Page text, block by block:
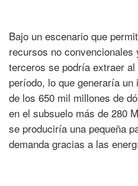
Bajo un escenario que
recursos no
terceros se podría extraer
período, lo que generaría
de los 650 mil millones de
en el subsuelo más de 280
se produciría una pequeña
demanda gracias a las